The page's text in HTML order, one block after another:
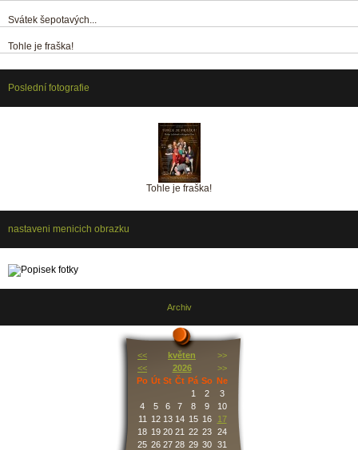
Svátek šepotavých...
Tohle je fraška!
Poslední fotografie
Tohle je fraška!
nastaveni menicich obrazku
Archiv
<< květen
>>
<<
2026
>>
Po Út St Čt Pá So Ne
1
2
3
4
5 6 7 8 9
10
11
12 13 14 15 16
17
18 19 20 21 22 23 24
25 26 27 28 29 30 31